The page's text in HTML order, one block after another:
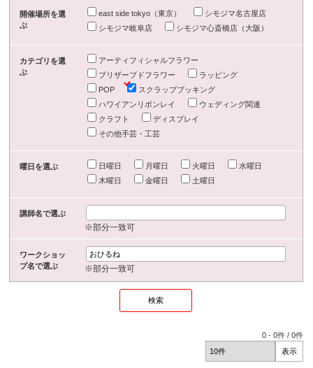
開催場所を選
ぶ
east side tokyo（東京）
シモジマ名古屋店
シモジマ岐阜店
シモジマ心斎橋店（大阪）
カテゴリを選
ぶ
アーティフィシャルフラワー
プリザーブドフラワー
ラッピング
POP
スクラップブッキング
ハワイアンリボンレイ
ウェディング関連
クラフト
ディスプレイ
その他手芸・工芸
曜日を選ぶ 日曜日 月曜日 火曜日
水曜日
木曜日
金曜日 土曜日
講師名で選ぶ
※部分一致可
ワークショッ
プ名で選ぶ
※部分一致可
0 -0件 /0件